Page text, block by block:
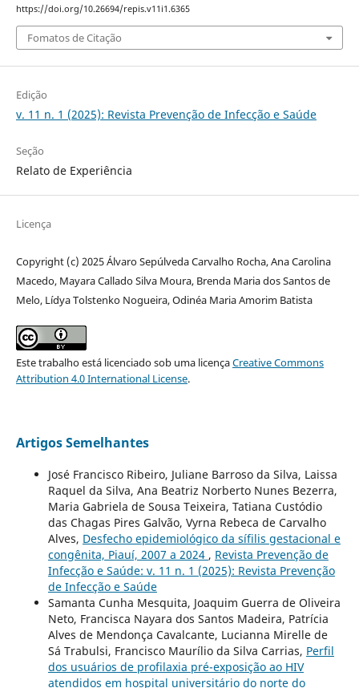
https://doi.org/10.26694/repis.v11i1.6365
Fomatos de Citação
Edição
v. 11 n. 1 (2025): Revista Prevenção de Infecção e Saúde
Seção
Relato de Experiência
Licença
Copyright (c) 2025 Álvaro Sepúlveda Carvalho Rocha, Ana Carolina
Macedo, Mayara Callado Silva Moura, Brenda Maria dos Santos de
Melo, Lídya Tolstenko Nogueira, Odinéa Maria Amorim Batista
Este trabalho está licenciado sob uma licençaCreative Commons
Attribution 4.0 International License.
Artigos Semelhantes
José Francisco Ribeiro, Juliane Barroso da Silva, Laissa
Raquel da Silva, Ana Beatriz Norberto Nunes Bezerra,
Maria Gabriela de Sousa Teixeira, Tatiana Custódio
das Chagas Pires Galvão, Vyrna Rebeca de Carvalho
Alves, Desfecho epidemiológico da sífilis gestacional e
congênita, Piauí, 2007 a 2024 , Revista Prevenção de
Infecção e Saúde: v. 11 n. 1 (2025): Revista Prevenção
de Infecção e Saúde
Samanta Cunha Mesquita, Joaquim Guerra de Oliveira
Neto, Francisca Nayara dos Santos Madeira, Patrícia
Alves de Mendonça Cavalcante, Lucianna Mirelle de
Sá Trabulsi, Francisco Maurílio da Silva Carrias, Perfil
dos usuários de profilaxia pré-exposição ao HIV
atendidos em hospital universitário do norte do